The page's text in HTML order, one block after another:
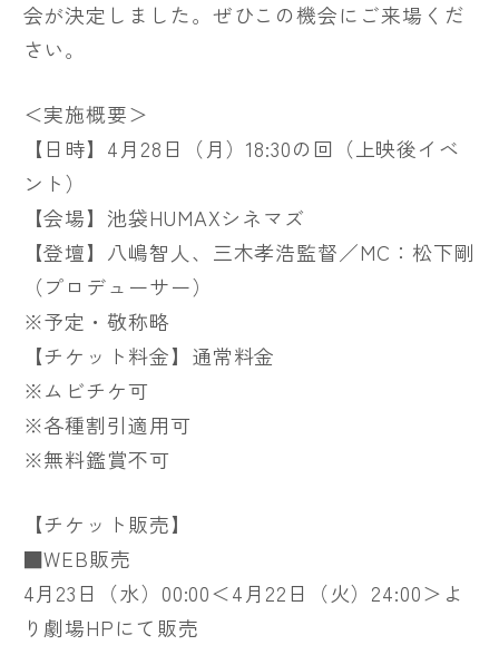
会が決定しました。ぜひこの機会にご来場くだ
さい。
＜実施概要＞
【日時】4月28日（月）18:30の回（上映後イベ
ント）
【会場】池袋HUMAXシネマズ
【登壇】八嶋智人、三木孝浩監督／MC：松下剛
（プロデューサー）
※予定・敬称略
【チケット料金】通常料金
※ムビチケ可
※各種割引適用可
※無料鑑賞不可
【チケット販売】
■WEB販売
4月23日（水）00:00＜4月22日（火）24:00＞よ
り劇場HPにて販売